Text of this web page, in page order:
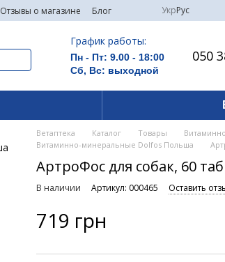
Отзывы о магазине Блог УкрРус
График работы:
Пн - Пт: 9.00 - 18:00
Сб, Вс: выходной
050
Ветаптека Каталог Товары
Витаминно-минеральные Dolfos Польша
АртроФос для собак, 60 таб
В наличии Артикул: 000465 Оставить
719 грн